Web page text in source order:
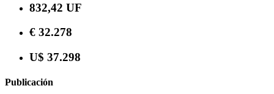
832,42 UF
€ 32.278
U$ 37.298
Publicación